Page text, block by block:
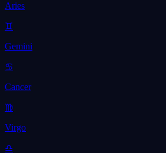
Aries
♊
Gemini
♋
Cancer
♍
Virgo
♎